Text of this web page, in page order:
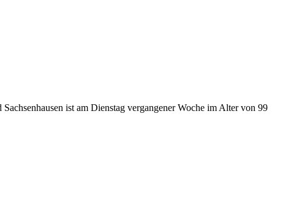
ist am Dienstag vergangener Woche im Alter von 99